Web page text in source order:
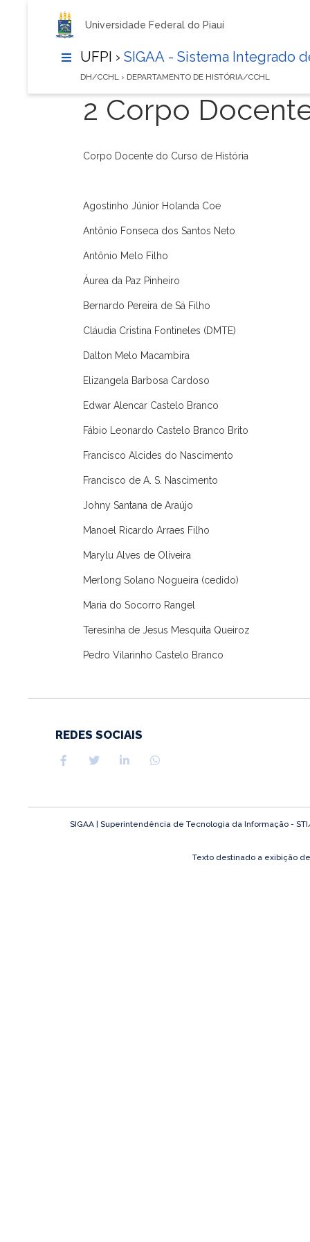
Universidade Federal do Piauí
UFPI › SIGAA - Sistema Integrado
DH/CCHL › DEPARTAMENTO DE HISTÓRIA/CCHL
2 Corpo
Corpo Docente do Curso de História
Agostinho Júnior Holanda Coe
Antônio Fonseca dos Santos Neto
Antônio Melo Filho
Áurea da Paz Pinheiro
Bernardo Pereira de Sá Filho
Cláudia Cristina Fontineles (DMTE)
Dalton Melo Macambira
Elizangela Barbosa Cardoso
Edwar Alencar Castelo Branco
Fábio Leonardo Castelo Branco Brito
Francisco Alcides do Nascimento
Francisco de A. S. Nascimento
Johny Santana de Araújo
Manoel Ricardo Arraes Filho
Marylu Alves de Oliveira
Merlong Solano Nogueira (cedido)
Maria do Socorro Rangel
Teresinha de Jesus Mesquita Queiroz
Pedro Vilarinho Castelo Branco
REDES SOCIAIS
SIGAA | Superintendência de Tecnologia da Informação -
Texto destinado a exibição